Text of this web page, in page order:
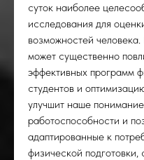
суток наиболее
исследования для
возможностей
может существенно
эффективных программ
студентов и
улучшит наше
работоспособности и
адаптированные к
физической